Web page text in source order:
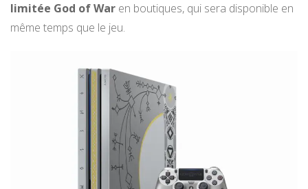
limitée God of War en boutiques, qui sera disponible en
même temps que le jeu.